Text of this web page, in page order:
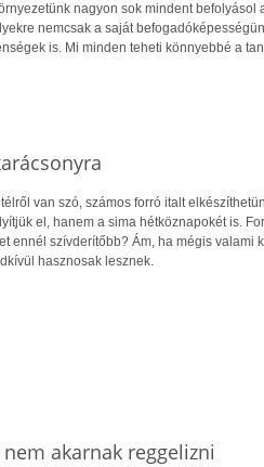
nagyon sok mindent
nemcsak a saját
is. Mi minden teheti könnyebbé a
télről van szó, számos forró italt
el, hanem a sima hétköznapokét is.
ennél szívderítőbb? Ám, ha mégis
hasznosak lesznek.
akarnak reggelizni